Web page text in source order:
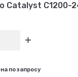
Catalyst C1200-
по запросу